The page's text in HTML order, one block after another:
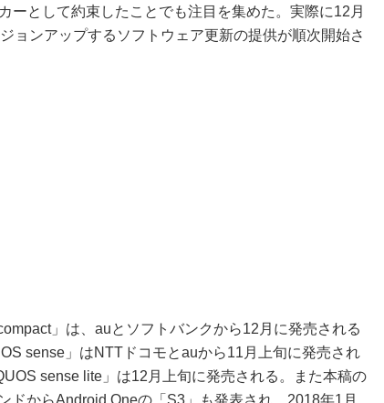
ーとして約束したことでも注目を集めた。実際に12月
ョンアップするソフトウェア更新の提供が順次開始さ
」は、auとソフトバンクから12月に発売される
sense」はNTTドコモとauから11月上旬に発売され
sense lite」は12月上旬に発売される。また本稿の
ドからAndroid Oneの「S3」も発表され、2018年1月